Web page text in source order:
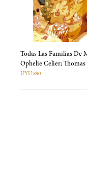
Todas Las Familias De
Ophelie Celier;
UYU 890